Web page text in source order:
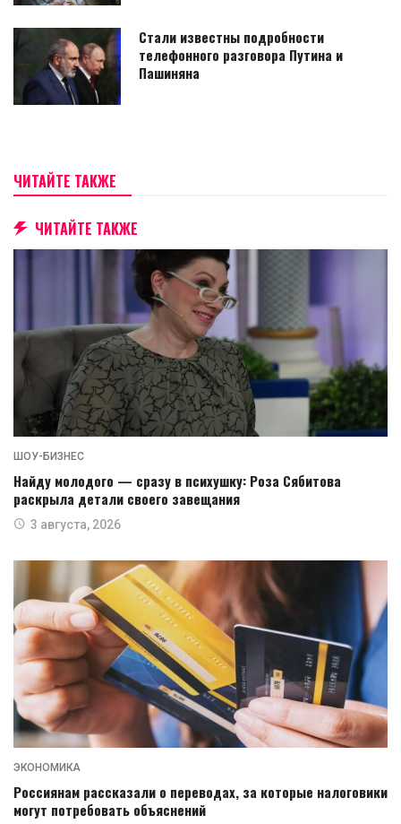
Стали известны подробности
телефонного разговора Путина и
Пашиняна
ЧИТАЙТЕ ТАКЖЕ
ЧИТАЙТЕ ТАКЖЕ
ШОУ-БИЗНЕС
Найду молодого — сразу в психушку: Роза Сябитова
раскрыла детали своего завещания
3 августа, 2026
ЭКОНОМИКА
Россиянам рассказали о переводах, за которые налоговики
могут потребовать объяснений